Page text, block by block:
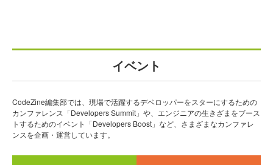
イベント
CodeZine編集部では、現場で活躍するデベロッパーをスターにするための
カンファレンス「Developers Summit」や、エンジニアの生きざまをブース
トするためのイベント「Developers Boost」など、さまざまなカンファレ
ンスを企画・運営しています。